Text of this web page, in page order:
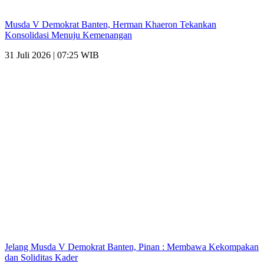
Musda V Demokrat Banten, Herman Khaeron Tekankan
Konsolidasi Menuju Kemenangan
31 Juli 2026 | 07:25 WIB
Jelang Musda V Demokrat Banten, Pinan : Membawa Kekompakan
dan Soliditas Kader